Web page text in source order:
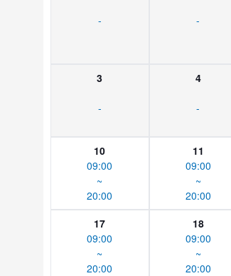
- -
3
-
4
-
10
09:00
~
20:00
11
09:00
~
20:00
17
09:00
~
20:00
18
09:00
~
20:00